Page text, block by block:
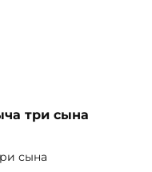
три сына
сына